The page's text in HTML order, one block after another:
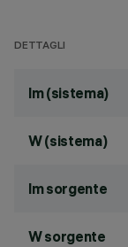
DETTAGLI
lm (sistema)
W (sistema)
lm sorgente
W sorgente